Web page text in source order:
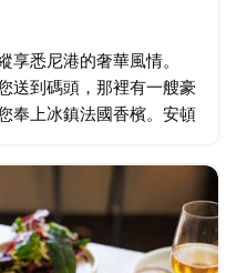
悉尼港的奢華風情。
送到碼頭，那裡有一艘豪
奉上冰鎮法國香檳。安頓
的懷抱。…